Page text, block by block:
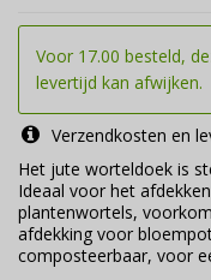
Voor 17.00 besteld,
levertijd kan afwijken.
Verzendkosten en
Het jute worteldoek is
Ideaal voor het
plantenwortels,
afdekking voor
composteerbaar, voor